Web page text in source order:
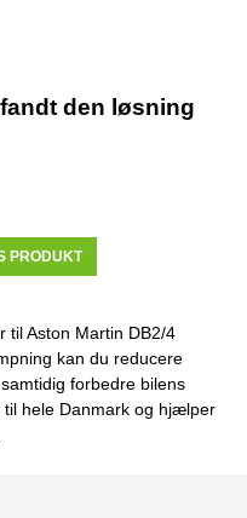
den løsning
PRODUKT
til Aston Martin DB2/4
kan du reducere
forbedre bilens
til hele Danmark og hjælper